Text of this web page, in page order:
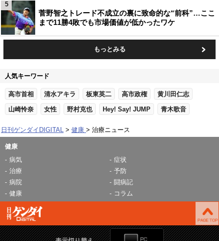
菅野智之トレード不成立の裏に致命的な“前科”…ここ
まで11勝4敗でも市場価値が低かったワケ
5
もっとみる
人気キーワード
高市首相 清水アキラ 板東英二 高市政権 黄川田仁志
山崎怜奈 女性 野村克也 Hey! Say! JUMP 青木歌音
日刊ゲンダイDIGITAL 健康 治療ニュース
健康
病気
症状
治療
予防
病院
闘病記
健康
コラム